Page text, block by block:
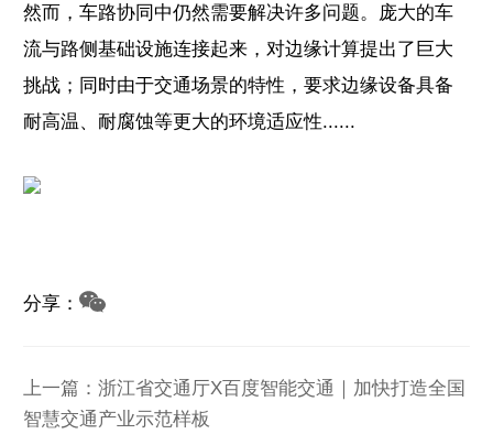
然而，车路协同中仍然需要解决许多问题。庞大的车
流与路侧基础设施连接起来，对边缘计算提出了巨大
挑战；同时由于交通场景的特性，要求边缘设备具备
耐高温、耐腐蚀等更大的环境适应性......
分享：
上一篇：浙江省交通厅X百度智能交通｜加快打造全国
智慧交通产业示范样板